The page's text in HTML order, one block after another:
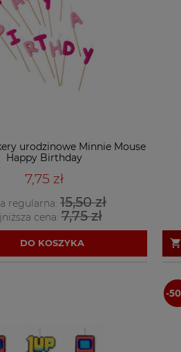
urodzinowe Minnie Mouse
Happy Birthday
7,75 zł
regularna: 15,50 zł
cena:7,75 zł
DO KOSZYKA